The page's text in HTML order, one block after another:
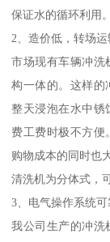
保证水的循环利用。
2、造价低，转场
市场现有车辆冲洗
构一体的。这样的
整天浸泡在水中锈
费工费时极不方便
购物成本的同时也
清洗机为分体式，
3、电气操作系统可
我公司生产的冲洗